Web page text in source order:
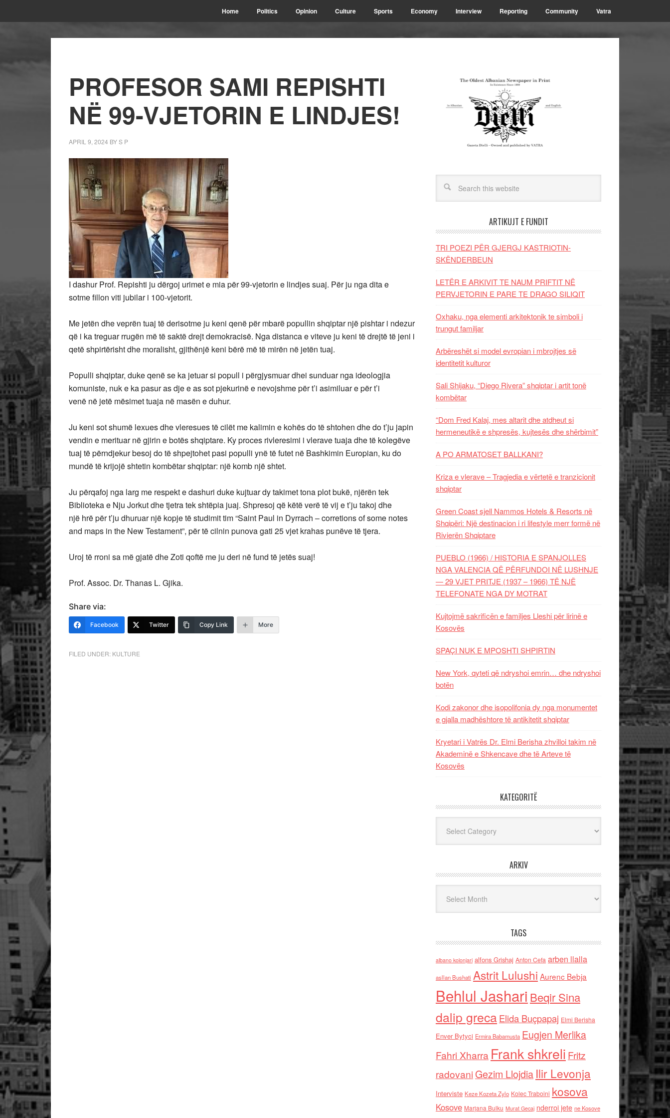
Home Politics Opinion Culture Sports Economy Interview Reporting Community Vatra
PROFESOR SAMI REPISHTI
NË 99-VJETORIN E LINDJES!
APRIL 9, 2024 BYS P
I dashur Prof. Repishti ju dërgoj urimet e mia për 99-vjetorin e lindjes suaj. Për ju nga dita e
sotme fillon viti jubilar i 100-vjetorit.
Me jetën dhe veprën tuaj të derisotme ju keni qenë për mbarë popullin shqiptar një pishtar i ndezur
që i ka treguar rrugën më të saktë drejt demokracisë. Nga distanca e viteve ju keni të drejtë të jeni i
qetë shpirtërisht dhe moralisht, gjithënjë keni bërë më të mirën në jetën tuaj.
Populli shqiptar, duke qenë se ka jetuar si popull i përgjysmuar dhei sunduar nga ideologjia
komuniste, nuk e ka pasur as dje e as sot pjekurinë e nevojshme për t’i asimiluar e për t’i
venë në jetë mësimet tuaja në masën e duhur.
Ju keni sot shumë lexues dhe vleresues të cilët me kalimin e kohës do të shtohen dhe do t’ju japin
vendin e merituar në gjirin e botës shqiptare. Ky proces rivleresimi i vlerave tuaja dhe të kolegëve
tuaj të përndjekur besoj do të shpejtohet pasi populli ynë të futet në Bashkimin Europian, ku do
mundë të krijojë shtetin kombëtar shqiptar: një komb një shtet.
Ju përqafoj nga larg me respekt e dashuri duke kujtuar dy takimet tona plot bukë, njërën tek
Biblioteka e Nju Jorkut dhe tjetra tek shtëpia juaj. Shpresoj që këtë verë të vij e t’ju takoj dhe
një hrë për t’ju dhuruar një kopje të studimit tim “Saint Paul in Dyrrach – corretions of some notes
and maps in the New Testament”, për të cilnin punova gati 25 vjet krahas punëve të tjera.
Uroj të rroni sa më gjatë dhe Zoti qoftë me ju deri në fund të jetës suaj!
Prof. Assoc. Dr. Thanas L. Gjika.
Share via:
Facebook Twitter Copy Link More
FILED UNDER: KULTURE
ARTIKUJT E FUNDIT
TRI POEZI PËR GJERGJ KASTRIOTIN-
SKËNDERBEUN
LETËR E ARKIVIT TE NAUM PRIFTIT NË
PERVJETORIN E PARE TE DRAGO SILIQIT
Oxhaku, nga elementi arkitektonik te simboli i
trungut familjar
Arbëreshët si model evropian i mbrojtjes së
identitetit kulturor
Sali Shijaku, “Diego Rivera” shqiptar i artit tonë
kombëtar
“Dom Fred Kalaj, mes altarit dhe atdheut si
hermeneutikë e shpresës, kujtesës dhe shërbimit”
A PO ARMATOSET BALLKANI?
Kriza e vlerave – Tragjedia e vërtetë e tranzicionit
shqiptar
Green Coast sjell Nammos Hotels & Resorts në
Shqipëri: Një destinacion i ri lifestyle merr formë në
Rivierën Shqiptare
PUEBLO (1966) / HISTORIA E SPANJOLLES
NGA VALENCIA QË PËRFUNDOI NË LUSHNJE
— 29 VJET PRITJE (1937 – 1966) TË NJË
TELEFONATE NGA DY MOTRAT
Kujtojmë sakrificën e familjes Lleshi për lirinë e
Kosovës
SPAÇI NUK E MPOSHTI SHPIRTIN
New York, qyteti që ndryshoi emrin… dhe ndryshoi
botën
Kodi zakonor dhe isopolifonia dy nga monumentet
e gjalla madhështore të antikitetit shqiptar
Kryetari i Vatrës Dr. Elmi Berisha zhvilloi takim në
Akademinë e Shkencave dhe të Arteve të
Kosovës
KATEGORITË
ARKIV
TAGS
albano kolonjari alfons Grishaj Anton Cefa arben llalla
asllan Bushati Astrit Lulushi Aurenc Bebja
Behlul Jashari Beqir Sina
dalip grecaElida Buçpapaj Elmi Berisha
Enver Bytyci Ermira Babamusta Eugjen Merlika
Fahri Xharra Frank shkreli Fritz
radovaniGezim Llojdia Ilir Levonja
Interviste Keze Kozeta Zylo Kolec Traboini kosova
Kosove Marjana Bulku Murat Gecaj nderroi jete ne Kosove